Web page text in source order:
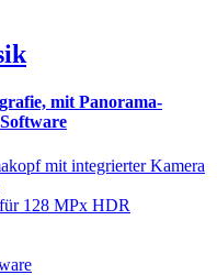
mit Panorama-
mit integrierter Kamera
128 MPx HDR